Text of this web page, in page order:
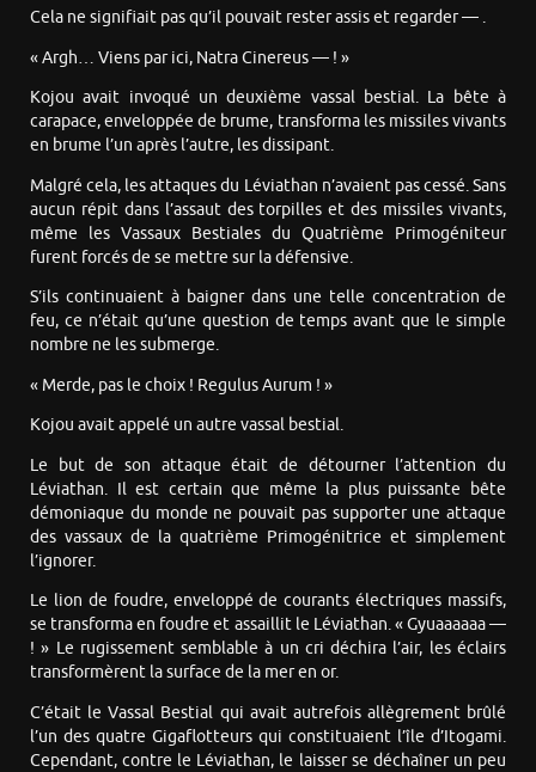
Cela ne signifiait pas qu’il pouvait rester assis et regarder — .
« Argh… Viens par ici, Natra Cinereus — ! »
Kojou avait invoqué un deuxième vassal bestial. La bête à
carapace, enveloppée de brume, transforma les missiles vivants
en brume l’un après l’autre, les dissipant.
Malgré cela, les attaques du Léviathan n’avaient pas cessé. Sans
aucun répit dans l’assaut des torpilles et des missiles vivants,
même les Vassaux Bestiales du Quatrième Primogéniteur
furent forcés de se mettre sur la défensive.
S’ils continuaient à baigner dans une telle concentration de
feu, ce n’était qu’une question de temps avant que le simple
nombre ne les submerge.
« Merde, pas le choix ! Regulus Aurum ! »
Kojou avait appelé un autre vassal bestial.
Le but de son attaque était de détourner l’attention du
Léviathan. Il est certain que même la plus puissante bête
démoniaque du monde ne pouvait pas supporter une attaque
des vassaux de la quatrième Primogénitrice et simplement
l’ignorer.
Le lion de foudre, enveloppé de courants électriques massifs,
se transforma en foudre et assaillit le Léviathan. « Gyuaaaaaa —
! » Le rugissement semblable à un cri déchira l’air, les éclairs
transformèrent la surface de la mer en or.
C’était le Vassal Bestial qui avait autrefois allègrement brûlé
l’un des quatre Gigaflotteurs qui constituaient l’île d’Itogami.
Cependant, contre le Léviathan, le laisser se déchaîner un peu